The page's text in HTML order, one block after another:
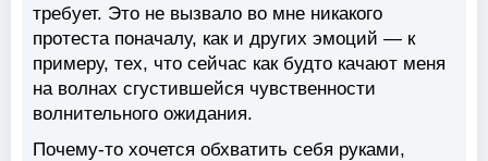
требует. Это не вызвало во мне никакого
протеста поначалу, как и других эмоций — к
примеру, тех, что сейчас как будто качают меня
на волнах сгустившейся чувственности
волнительного ожидания.
Почему-то хочется обхватить себя руками,